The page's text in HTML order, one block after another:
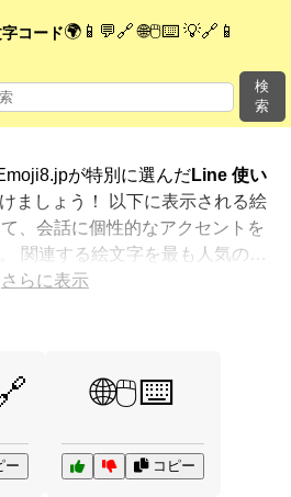
コード 🌍📱💬🔗 🌐🖱️⌨️ 💡🔗📱
検
索
が特別に選んだLine 使い
ましょう！ 以下に表示される絵
、会話に個性的なアクセントを
関連する絵文字を最も人気のあ
らに多くのオプションが欲しい
さらに表示
ー
🌐🖱️⌨️
コピー